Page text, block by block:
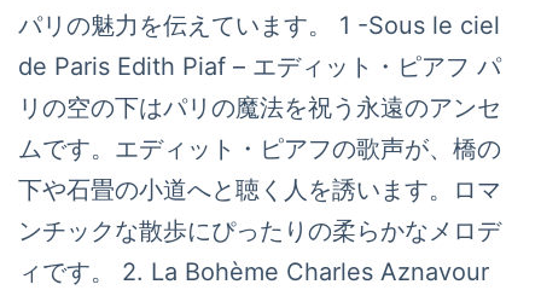
パリの魅力を伝えています。 1 -Sous le ciel
de Paris Edith Piaf – エディット・ピアフ パ
リの空の下はパリの魔法を祝う永遠のアンセ
ムです。エディット・ピアフの歌声が、橋の
下や石畳の小道へと聴く人を誘います。ロマ
ンチックな散歩にぴったりの柔らかなメロデ
ィです。 2. La Bohème Charles Aznavour